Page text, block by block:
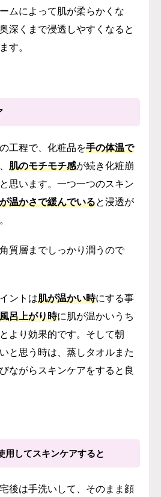
ムによって肌が柔らかくな
深くまで浸透しやすくなると
す。
工程で、化粧品を手の体温で
肌のモチモチ感が続き化粧崩
思います。 一つ一つのスキン
温かさで緩んでいると浸透が
質層までしっかり潤うので
ントは肌が温かい時にする事
呂上がり時に肌が温かいうち
より効果的です。 そして朝
と思う時は、蒸しタオルまた
ながらスキンケアをすると良
用してスキンケアすると
後は手洗いして、そのまま顔